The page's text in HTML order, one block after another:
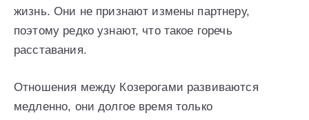
жизнь. Они не признают измены партнеру,
поэтому редко узнают, что такое горечь
расставания.
Отношения между Козерогами развиваются
медленно, они долгое время только